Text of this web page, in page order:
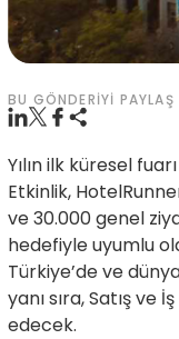
BU GÖNDERIYI PAYLAŞ
Yılın ilk küresel
Etkinlik,
ve 30.000 genel
hedefiyle uyumlu
Türkiye’de ve
yanı sıra, Satış
edecek.